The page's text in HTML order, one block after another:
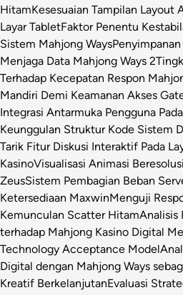
HitamKesesuaian Tampilan Layout
Layar TabletFaktor Penentu
Sistem Mahjong Ways
Menjaga Data Mahjong Ways 2
Terhadap Kecepatan Respon
Mandiri Demi Keamanan Akses
Integrasi Antarmuka Pengguna
Keunggulan Struktur Kode Sistem
Tarik Fitur Diskusi Interaktif Pada
KasinoVisualisasi Animasi
ZeusSistem Pembagian Beban
Ketersediaan MaxwinMenguji
Kemunculan Scatter HitamAnalisis
terhadap Mahjong Kasino Digital
Technology Acceptance Model
Digital dengan Mahjong Ways
Kreatif BerkelanjutanEvaluasi